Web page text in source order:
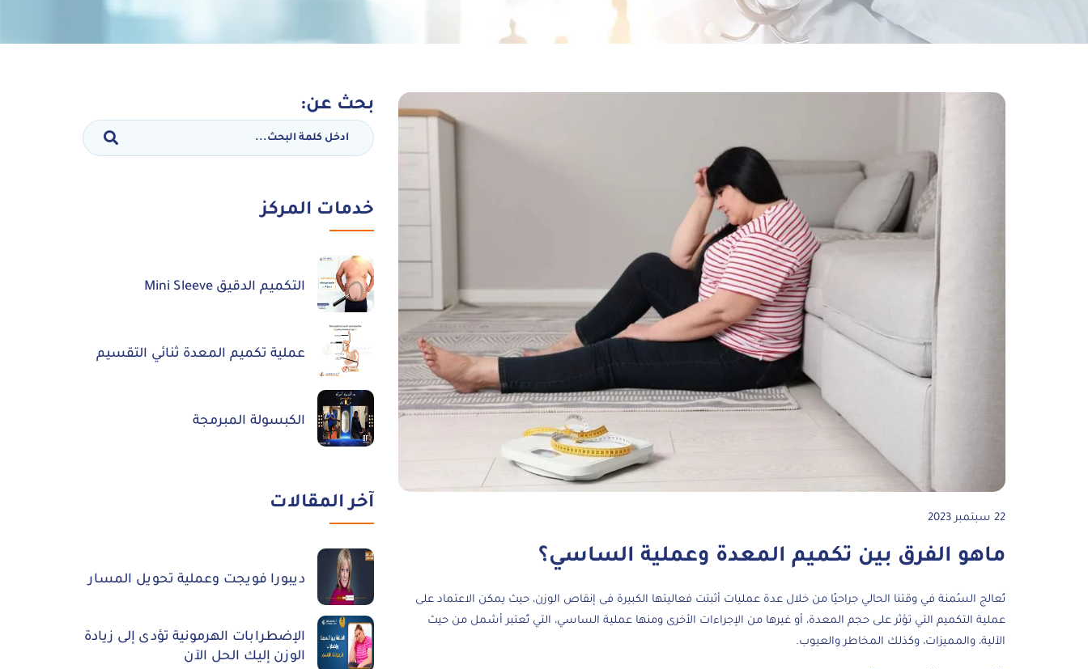
22 سبتمبر 2023
ماهو الفرق بين تكميم المعدة وعملية الساسي؟
تُعالج السُمنة في وقتنا الحالي جراحيًا من خلال عدة عمليات أثبتت فعاليتها الكبيرة فى إنقاص الوزن، حيث يمكن الاعتماد على
عملية التكميم التي تؤثر على حجم المعدة، أو غيرها من الإجراءات الأخرى ومنها عملية الساسي، التي تُعتبر أشمل من حيث
الآلية، والمميزات، وكذلك المخاطر والعيوب.
بحث عن:
خدمات المركز
التكميم الدقيق Mini Sleeve
عملية تكميم المعدة ثنائي التقسيم
الكبسولة المبرمجة
آخر المقالات
ديبورا فويجت وعملية تحويل المسار
الإضطرابات الهرمونية تؤدى إلى زيادة
الوزن إليك الحل الآن